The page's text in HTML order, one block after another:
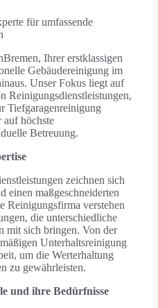
für umfassende
Ihrer erstklassigen
Gebäudereinigung im
Unser Fokus liegt auf
Reinigungsdienstleistungen,
Tiefgaragenreinigung
auf höchste
Betreuung.
zeichnen sich
einen maßgeschneiderten
Reinigungsfirma verstehen
die unterschiedliche
mit sich bringen. Von der
Unterhaltsreinigung
um die Werterhaltung
zu gewährleisten.
und ihre Bedürfnisse